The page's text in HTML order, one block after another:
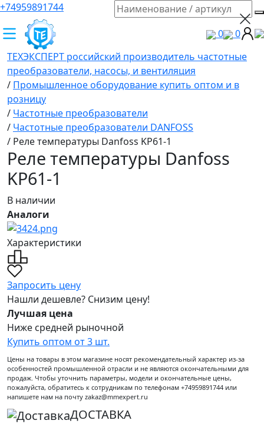
+74959891744
0
0
ТЕХЭКСПЕРТ российский производитель частотные
преобразователи, насосы, и вентиляция
/ Промышленное оборудование купить оптом и в
розницу
/ Частотные преобразователи
/ Частотные преобразователи DANFOSS
/ Реле температуры Danfoss KP61-1
Реле температуры Danfoss
KP61-1
В наличии
Аналоги
Характеристики
Запросить цену
Нашли дешевле? Снизим цену!
Лучшая цена
Ниже средней рыночной
Купить оптом от 3 шт.
Цены на товары в этом магазине носят рекомендательный характер из-за
особенностей промышленной отрасли и не являются окончательными для
продаж. Чтобы уточнить параметры, модели и окончательные цены,
пожалуйста, обратитесь к сотрудникам по телефонам +74959891744 или
напишете нам на почту zakaz@mmexpert.ru
ДОСТАВКА